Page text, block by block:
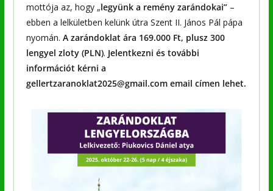
mottója az, hogy „legyünk a remény zarándokai”–
ebben a lelkületben kelünk útra Szent II. János Pál pápa
nyomán. A zarándoklat ára 169.000 Ft, plusz 300
lengyel zloty (PLN). Jelentkezni és további
információt kérni a
gellertzaranoklat2025@gmail.com email címen lehet.